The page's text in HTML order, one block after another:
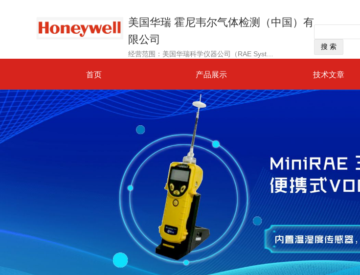
美国华瑞 霍尼韦尔气体检测（中国）有
限公司
首页 产品展示 技术文章